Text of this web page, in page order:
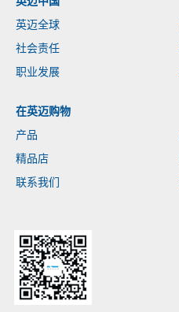
英迈全球
社会责任
职业发展
在英迈购物
产品
精品店
联系我们